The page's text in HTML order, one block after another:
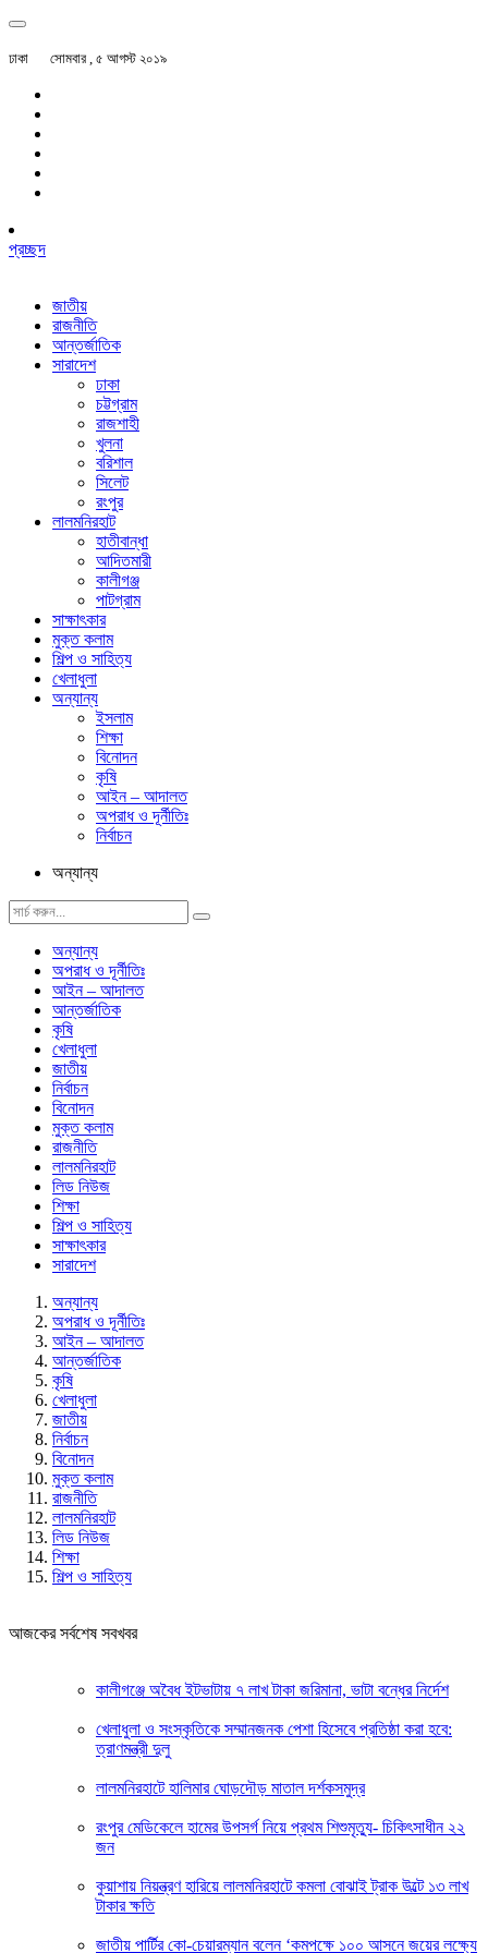
ঢাকা সোমবার , ৫ আগস্ট ২০১৯
প্রচ্ছদ
জাতীয়
রাজনীতি
আন্তর্জাতিক
সারাদেশ
ঢাকা
চট্টগ্রাম
রাজশাহী
খুলনা
বরিশাল
সিলেট
রংপুর
লালমনিরহাট
হাতীবান্ধা
আদিতমারী
কালীগঞ্জ
পাটগ্রাম
সাক্ষাৎকার
মুক্ত কলাম
শিল্প ও সাহিত্য
খেলাধুলা
অন্যান্য
ইসলাম
শিক্ষা
বিনোদন
কৃষি
আইন – আদালত
অপরাধ ও দূর্নীতিঃ
নির্বাচন
অন্যান্য
অন্যান্য
অপরাধ ও দূর্নীতিঃ
আইন – আদালত
আন্তর্জাতিক
কৃষি
খেলাধুলা
জাতীয়
নির্বাচন
বিনোদন
মুক্ত কলাম
রাজনীতি
লালমনিরহাট
লিড নিউজ
শিক্ষা
শিল্প ও সাহিত্য
সাক্ষাৎকার
সারাদেশ
অন্যান্য
অপরাধ ও দূর্নীতিঃ
আইন – আদালত
আন্তর্জাতিক
কৃষি
খেলাধুলা
জাতীয়
নির্বাচন
বিনোদন
মুক্ত কলাম
রাজনীতি
লালমনিরহাট
লিড নিউজ
শিক্ষা
শিল্প ও সাহিত্য
আজকের সর্বশেষ সবখবর
কালীগঞ্জে অবৈধ ইটভাটায় ৭ লাখ টাকা জরিমানা, ভাটা বন্ধের নির্দেশ
খেলাধুলা ও সংস্কৃতিকে সম্মানজনক পেশা হিসেবে প্রতিষ্ঠা করা হবে:
ত্রাণমন্ত্রী দুলু
লালমনিরহাটে হালিমার ঘোড়দৌড় মাতাল দর্শকসমুদ্র
রংপুর মেডিকেলে হামের উপসর্গ নিয়ে প্রথম শিশুমৃত্যু- চিকিৎসাধীন ২২
জন
কুয়াশায় নিয়ন্ত্রণ হারিয়ে লালমনিরহাটে কমলা বোঝাই ট্রাক উল্টে ১৩ লাখ
টাকার ক্ষতি
জাতীয় পার্টির কো-চেয়ারম্যান বলেন ‘কমপক্ষে ১০০ আসনে জয়ের লক্ষ্যে